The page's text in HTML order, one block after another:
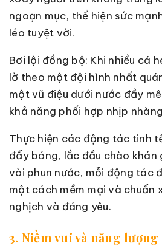
ngoạn mục, thể hiện sức
léo tuyệt vời.
Bơi lội đồng bộ: Khi nhiều cá
lờ theo một đội hình nhất
một vũ điệu dưới nước đầy
khả năng phối hợp nhịp
Thực hiện các động tác tinh
đẩy bóng, lắc đầu chào khán
vòi phun nước, mỗi động tác
một cách mềm mại và chuẩn
nghịch và đáng yêu.
3. Niềm vui và năng